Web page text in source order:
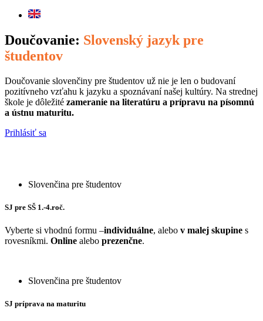
Doučovanie: Slovenský jazyk pre
študentov
Doučovanie slovenčiny pre študentov už nie je len o budovaní
pozitívneho vzťahu k jazyku a spoznávaní našej kultúry. Na strednej
škole je dôležité zameranie na literatúru a prípravu na písomnú
a ústnu maturitu.
Prihlásiť sa
Slovenčina pre študentov
SJ pre SŠ 1.-4.roč.
Vyberte si vhodnú formu –individuálne, alebo v malej skupine s
rovesníkmi. Online alebo prezenčne.
Slovenčina pre študentov
SJ príprava na maturitu